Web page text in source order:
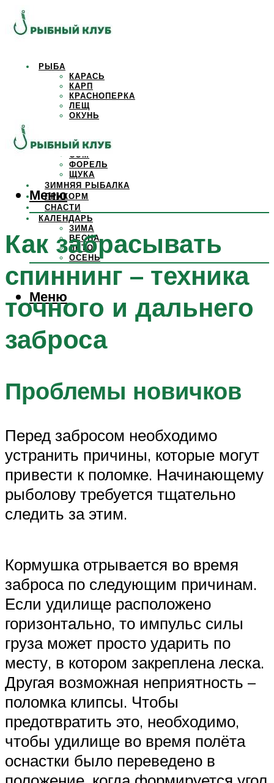
РЫБА
КАРАСЬ
КАРП
КРАСНОПЕРКА
ЛЕЩ
ОКУНЬ
САЗАН
СОМ
ФОРЕЛЬ
ЩУКА
ЗИМНЯЯ РЫБАЛКА
ПРИКОРМ
СНАСТИ
КАЛЕНДАРЬ
ЗИМА
ВЕСНА
ЛЕТО
ОСЕНЬ
Меню
Меню
Как забрасывать
спиннинг – техника
точного и дальнего
заброса
Проблемы новичков
Перед забросом необходимо
устранить причины, которые могут
привести к поломке. Начинающему
рыболову требуется тщательно
следить за этим.
Кормушка отрывается во время
заброса по следующим причинам.
Если удилище расположено
горизонтально, то импульс силы
груза может просто ударить по
месту, в котором закреплена леска.
Другая возможная неприятность –
поломка клипсы. Чтобы
предотвратить это, необходимо,
чтобы удилище во время полёта
оснастки было переведено в